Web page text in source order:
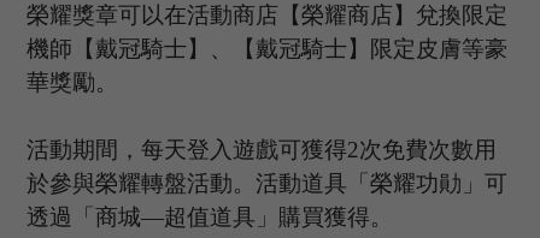
榮耀獎章可以在活動商店【榮耀商店】兌換限定
機師【戴冠騎士】、【戴冠騎士】限定皮膚等豪
華獎勵。
活動期間，每天登入遊戲可獲得2次免費次數用
於參與榮耀轉盤活動。活動道具 「榮耀功勛」可
透過
「商城—超值道具 」 購買獲得。